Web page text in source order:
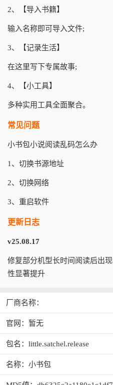
2、【导入书籍】
输入名称即可导入文件;
3、【记录生活】
在这里写下专属故事;
4、【小工具】
多种实用工具全面聚合。
常见问题
小书包小说阅读乱码怎么办
1、切换书源地址
2、切换网络
3、重启软件
更新日志
v25.08.17
修复部分机型长时间阅读后出
性显著提升
厂商名称：
官网：暂无
包名：little.satchel.release
名称：小书包